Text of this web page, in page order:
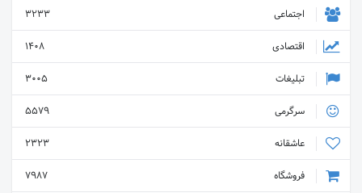
اجتماعی
3233
اقتصادی
1408
تبلیغات
3005
سرگرمی
5579
عاشقانه
2323
فروشگاه
7987